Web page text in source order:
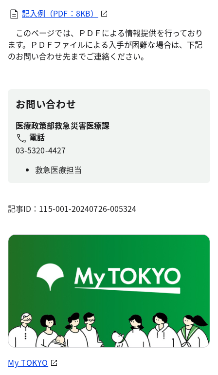
記入例（PDF：8KB）
このページでは、ＰＤＦによる情報提供を行っており
ます。ＰＤＦファイルによる入手が困難な場合は、下記
のお問い合わせ先までご連絡ください。
お問い合わせ
医療政策部救急災害医療課
電話
03-5320-4427
救急医療担当
記事ID：115-001-20240726-005324
My TOKYO